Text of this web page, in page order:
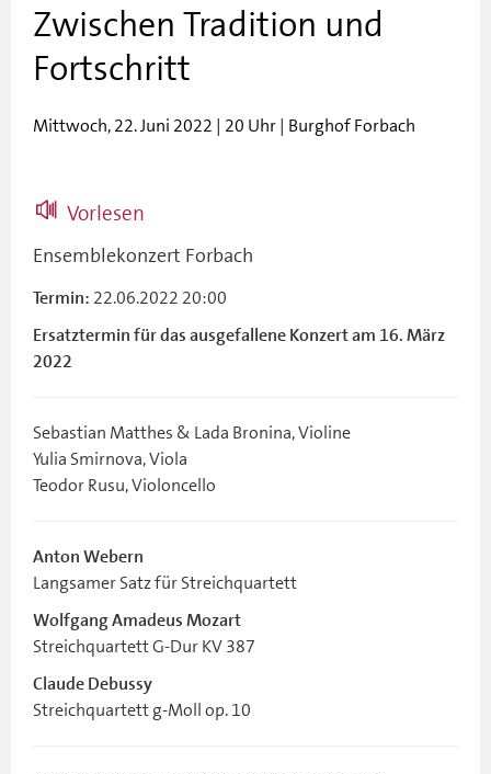
Zwischen Tradition und
Fortschritt
Mittwoch, 22. Juni 2022 | 20 Uhr | Burghof Forbach
Vorlesen
Ensemblekonzert Forbach
Termin: 22.06.2022 20:00
Ersatztermin für das ausgefallene Konzert am 16. März
2022
Sebastian Matthes & Lada Bronina, Violine
Yulia Smirnova, Viola
Teodor Rusu, Violoncello
Anton Webern
Langsamer Satz für Streichquartett
Wolfgang Amadeus Mozart
Streichquartett G-Dur KV 387
Claude Debussy
Streichquartett g-Moll op. 10